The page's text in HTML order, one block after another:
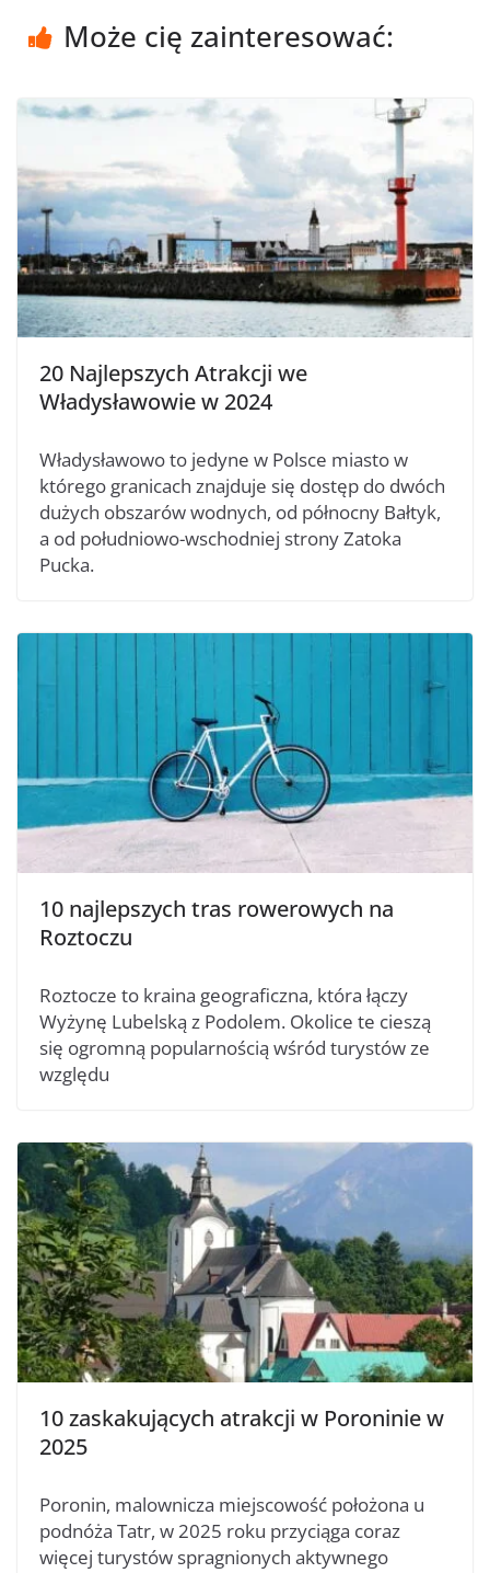
Może cię zainteresować:
20 Najlepszych Atrakcji we
Władysławowie w 2024
Władysławowo to jedyne w Polsce miasto w
którego granicach znajduje się dostęp do dwóch
dużych obszarów wodnych, od północny Bałtyk,
a od południowo-wschodniej strony Zatoka
Pucka.
10 najlepszych tras rowerowych na
Roztoczu
Roztocze to kraina geograficzna, która łączy
Wyżynę Lubelską z Podolem. Okolice te cieszą
się ogromną popularnością wśród turystów ze
względu
10 zaskakujących atrakcji w Poroninie w
2025
Poronin, malownicza miejscowość położona u
podnóża Tatr, w 2025 roku przyciąga coraz
więcej turystów spragnionych aktywnego